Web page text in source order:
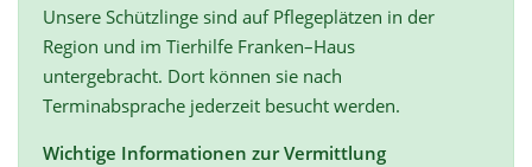
Unsere Schützlinge sind auf Pflegeplätzen in der
Region und im Tierhilfe Franken–Haus
untergebracht. Dort können sie nach
Terminabsprache jederzeit besucht werden.
Wichtige Informationen zur Vermittlung